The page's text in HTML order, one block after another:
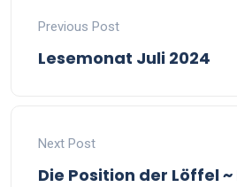
Previous Post
Lesemonat Juli 2024
Next Post
Die Position der Löffel